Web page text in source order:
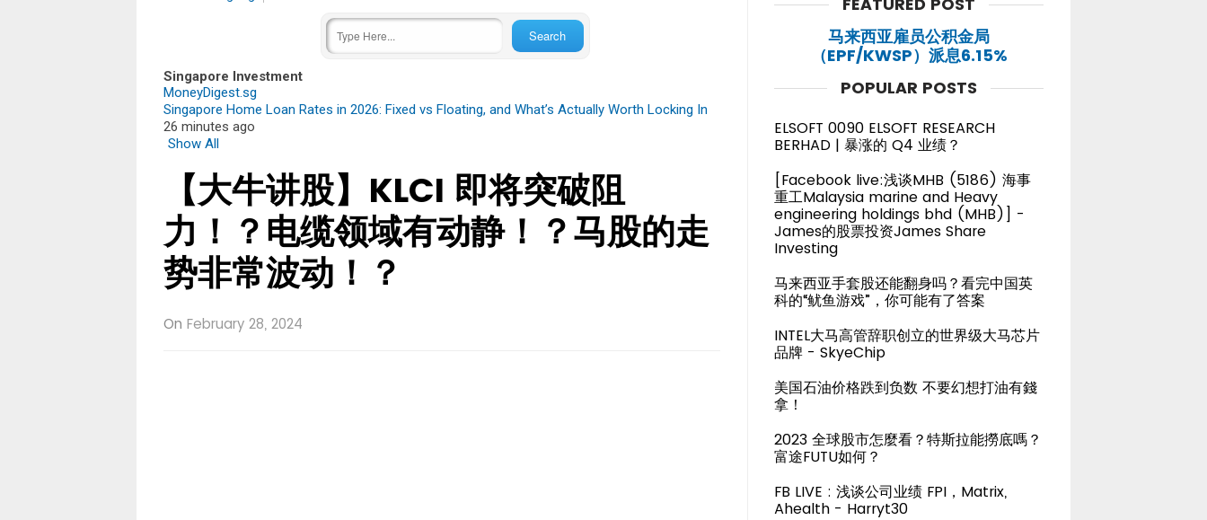
Singapore Investment
MoneyDigest.sg
Singapore Home Loan Rates in 2026: Fixed vs Floating, and What’s Actually Worth Locking In
26 minutes ago
Show All
【大牛讲股】KLCI 即将突破阻
力！？电缆领域有动静！？马股的走
势非常波动！？
On February 28, 2024
马来西亚雇员公积金局
（EPF/KWSP）派息6.15%
POPULAR POSTS
ELSOFT 0090 ELSOFT RESEARCH
BERHAD | 暴涨的 Q4 业绩？
[Facebook live:浅谈MHB (5186) 海事
重工Malaysia marine and Heavy
engineering holdings bhd (MHB)] -
James的股票投资James Share
Investing
马来西亚手套股还能翻身吗？看完中国英
科的“鱿鱼游戏”，你可能有了答案
INTEL大马高管辞职创立的世界级大马芯片
品牌 - SkyeChip
美国石油价格跌到负数 不要幻想打油有錢
拿！
2023 全球股市怎麼看？特斯拉能撈底嗎？
富途FUTU如何？
FB LIVE : 浅谈公司业绩 FPI，Matrix,
Ahealth - Harryt30